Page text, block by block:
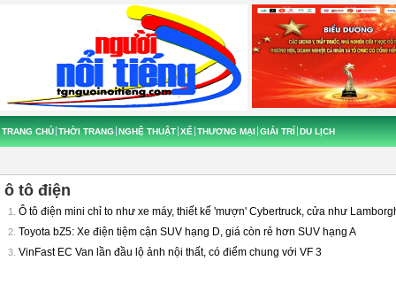
TRANG CHỦ THỜI TRANG NGHỆ THUẬT XẾ THƯƠNG MẠI GIẢI TRÍ DU LỊCH
ô tô điện
1. Ô tô điện mini chỉ to như xe máy, thiết kế 'mượn' Cybertruck, cửa như
2. Toyota bZ5: Xe điện tiệm cận SUV hạng D, giá còn rẻ hơn SUV hạng A
3. VinFast EC Van lần đầu lộ ảnh nội thất, có điểm chung với VF 3